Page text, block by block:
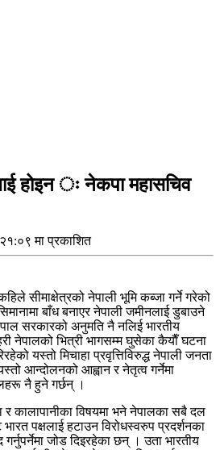
होइन ः नेकपा महासचिव
मा प्रकाशित
सीमाक्षेत्रको नेपाली भूमि कब्जा गर्ने गरेको
बाँध बनाएर नेपाली जमीनलाई डुबाउने
सरकारको अनुमति नै नलिई भारतीय
नेपालको भित्री भागसम्म घुसेका कैयाैँ घटना
यस्तो मिचाहा प्रवृत्तिविरुद्ध नेपाली जनता
आन्दोलनको आह्वान र नेतृत्व गर्नेमा
नै हुने गर्छन् ।
र कालापानीका विषयमा भने नेपालका सबै दल
पक्षलाई हटाउन विरोधस्वरुप प्रदर्शनका
गर्नुपर्नेमा जोड दिइरहेका छन् । उता भारतीय